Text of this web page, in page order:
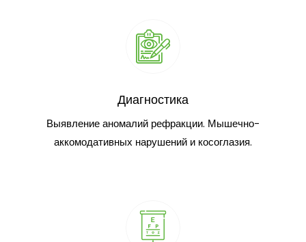
Диагностика
Выявление аномалий рефракции. Мышечно-
аккомодативных нарушений и косоглазия.